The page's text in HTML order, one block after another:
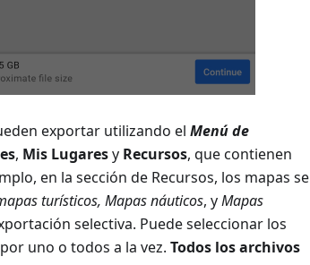
exportar utilizando el Menú de
, Mis Lugaresy Recursos, que contienen
en la sección de Recursos, los mapas se
turísticos, Mapas náuticos, yMapas
selectiva. Puede seleccionar los
uno o todos a la vez. Todos los archivos